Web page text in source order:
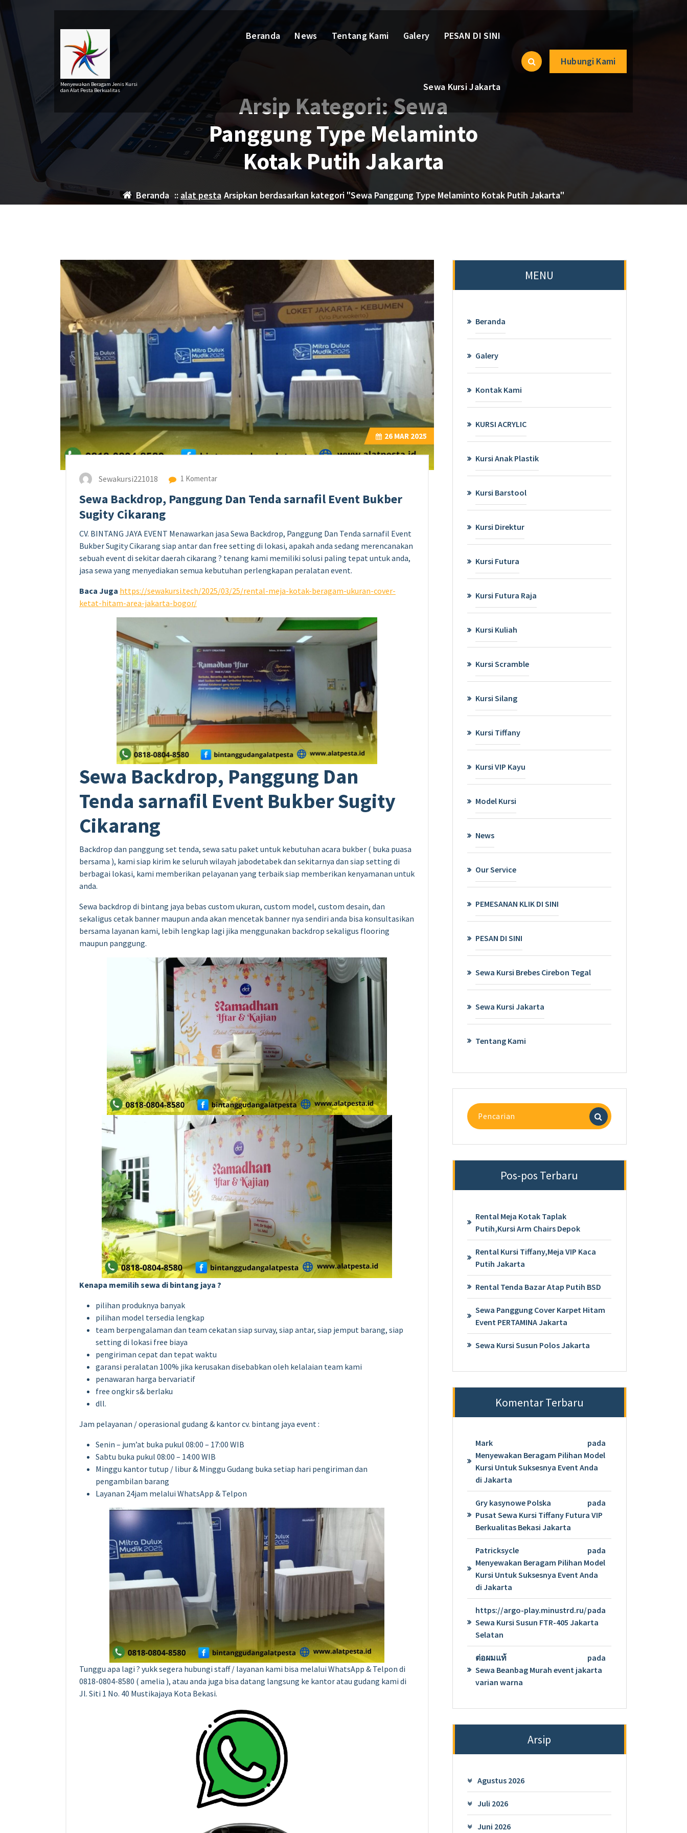
ke
konten
Menyewakan Beragam Jenis Kursi
dan Alat Pesta Berkualitas
Beranda News Tentang Kami Galery PESAN DI SINI
Sewa Kursi Jakarta
Hubungi Kami
Arsip Kategori: Sewa
Panggung Type Melaminto
Kotak Putih Jakarta
Beranda :: alat pesta Arsipkan berdasarkan kategori "Sewa Panggung Type Melaminto Kotak Putih Jakarta"
26MAR 2025
Sewakursi221018 1 Komentar
Sewa Backdrop, Panggung Dan Tenda sarnafil Event Bukber
Sugity Cikarang
CV. BINTANG JAYA EVENT Menawarkan jasa Sewa Backdrop, Panggung Dan Tenda sarnafil Event
Bukber Sugity Cikarang siap antar dan free setting di lokasi, apakah anda sedang merencanakan
sebuah event di sekitar daerah cikarang ? tenang kami memiliki solusi paling tepat untuk anda,
jasa sewa yang menyediakan semua kebutuhan perlengkapan peralatan event.
Baca Juga https://sewakursi.tech/2025/03/25/rental-meja-kotak-beragam-ukuran-cover-
ketat-hitam-area-jakarta-bogor/
Sewa Backdrop, Panggung Dan
Tenda sarnafil Event Bukber Sugity
Cikarang
Backdrop dan panggung set tenda, sewa satu paket untuk kebutuhan acara bukber ( buka puasa
bersama ), kami siap kirim ke seluruh wilayah jabodetabek dan sekitarnya dan siap setting di
berbagai lokasi, kami memberikan pelayanan yang terbaik siap memberikan kenyamanan untuk
anda.
Sewa backdrop di bintang jaya bebas custom ukuran, custom model, custom desain, dan
sekaligus cetak banner maupun anda akan mencetak banner nya sendiri anda bisa konsultasikan
bersama layanan kami, lebih lengkap lagi jika menggunakan backdrop sekaligus flooring
maupun panggung.
Kenapa memilih sewa di bintang jaya ?
pilihan produknya banyak
pilihan model tersedia lengkap
team berpengalaman dan team cekatan siap survay, siap antar, siap jemput barang, siap
setting di lokasi free biaya
pengiriman cepat dan tepat waktu
garansi peralatan 100% jika kerusakan disebabkan oleh kelalaian team kami
penawaran harga bervariatif
free ongkir s& berlaku
dll.
Jam pelayanan / operasional gudang & kantor cv. bintang jaya event :
Senin – jum’at buka pukul 08:00 – 17:00 WIB
Sabtu buka pukul 08:00 – 14:00 WIB
Minggu kantor tutup / libur & Minggu Gudang buka setiap hari pengiriman dan
pengambilan barang
Layanan 24jam melalui WhatsApp & Telpon
Tunggu apa lagi ? yukk segera hubungi staff / layanan kami bisa melalui WhatsApp & Telpon di
0818-0804-8580 ( amelia ), atau anda juga bisa datang langsung ke kantor atau gudang kami di
Jl. Siti 1 No. 40 Mustikajaya Kota Bekasi.
MENU
Beranda
Galery
Kontak Kami
KURSI ACRYLIC
Kursi Anak Plastik
Kursi Barstool
Kursi Direktur
Kursi Futura
Kursi Futura Raja
Kursi Kuliah
Kursi Scramble
Kursi Silang
Kursi Tiffany
Kursi VIP Kayu
Model Kursi
News
Our Service
PEMESANAN KLIK DI SINI
PESAN DI SINI
Sewa Kursi Brebes Cirebon Tegal
Sewa Kursi Jakarta
Tentang Kami
Pencarian
untuk:
Pos-pos Terbaru
Rental Meja Kotak Taplak
Putih,Kursi Arm Chairs Depok
Rental Kursi Tiffany,Meja VIP Kaca
Putih Jakarta
Rental Tenda Bazar Atap Putih BSD
Sewa Panggung Cover Karpet Hitam
Event PERTAMINA Jakarta
Sewa Kursi Susun Polos Jakarta
Komentar Terbaru
Mark
pada
Menyewakan Beragam Pilihan Model
Kursi Untuk Suksesnya Event Anda
di Jakarta
Gry kasynowe Polska
pada
Pusat Sewa Kursi Tiffany Futura VIP
Berkualitas Bekasi Jakarta
Patricksycle
pada
Menyewakan Beragam Pilihan Model
Kursi Untuk Suksesnya Event Anda
di Jakarta
https://argo-play.minustrd.ru/pada
Sewa Kursi Susun FTR-405 Jakarta
Selatan
ต่อผมแท้
pada
Sewa Beanbag Murah event jakarta
varian warna
Arsip
Agustus 2026
Juli 2026
Juni 2026